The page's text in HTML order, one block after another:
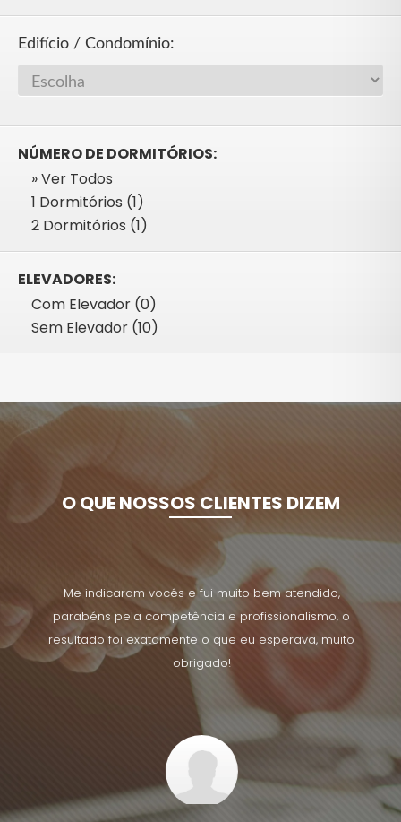
Edifício / Condomínio:
NÚMERO DE DORMITÓRIOS:
» Ver Todos
1 Dormitórios (1)
2 Dormitórios (1)
ELEVADORES:
Com Elevador (0)
Sem Elevador (10)
O QUE NOSSOS CLIENTES DIZEM
Me indicaram vocês e fui muito bem atendido,
parabéns pela competência e profissionalismo, o
resultado foi exatamente o que eu esperava, muito
obrigado!